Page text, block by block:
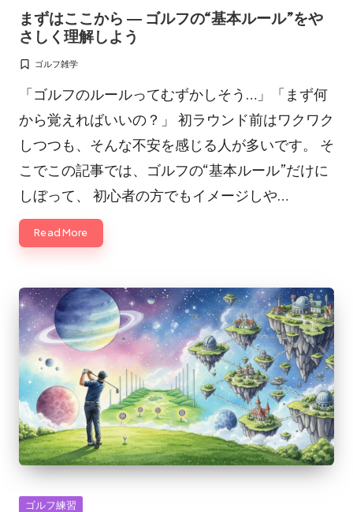
まずはここから ― ゴルフの“基本ルール”をや
さしく理解しよう
Posted
ゴルフ雑学
「ゴルフのルールってむずかしそう…」「まず何
から覚えればいいの？」 初ラウンド前はワクワク
しつつも、そんな不安を感じる人が多いです。 そ
こでこの記事では、ゴルフの“基本ルール”だけに
しぼって、 初心者の方でもイメージしや…
Read More
Posted
ゴルフ練習